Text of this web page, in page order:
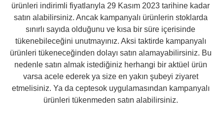
ürünleri indirimli fiyatlarıyla 29 Kasım 2023 tarihine kadar
satın alabilirsiniz. Ancak kampanyalı ürünlerin stoklarda
sınırlı sayıda olduğunu ve kısa bir süre içerisinde
tükenebileceğini unutmayınız. Aksi taktirde kampanyalı
ürünleri tükeneceğinden dolayı satın alamayabilirsiniz. Bu
nedenle satın almak istediğiniz herhangi bir aktüel ürün
varsa acele ederek ya size en yakın şubeyi ziyaret
etmelisiniz. Ya da ceptesok uygulamasından kampanyalı
ürünleri tükenmeden satın alabilirsiniz.